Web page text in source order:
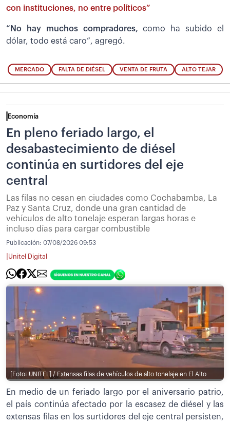
con instituciones, no entre políticos”
“No hay muchos compradores,como ha subido el
dólar, todo está caro”, agregó.
MERCADO FALTA DE DIÉSEL VENTA DE FRUTA ALTO TEJAR
Economía
En pleno feriado largo, el
desabastecimiento de diésel
continúa en surtidores del eje
central
Las filas no cesan en ciudades como Cochabamba, La
Paz y Santa Cruz, donde una gran cantidad de
vehículos de alto tonelaje esperan largas horas e
incluso días para cargar combustible
Publicación: 07/08/2026 09:53
Unitel Digital
[Foto: UNITEL] / Extensas filas de vehículos de alto tonelaje en El Alto
En medio de un feriado largo por el aniversario patrio,
el país continúa afectado por la escasez de diésel y las
extensas filas en los surtidores del eje central persisten,